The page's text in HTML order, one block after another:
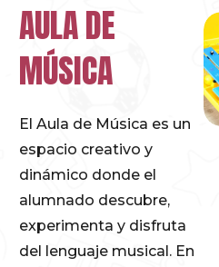
AULA DE
MÚSICA
El Aula de Música es un
espacio creativo y
dinámico donde el
alumnado descubre,
experimenta y disfruta
del lenguaje musical. En